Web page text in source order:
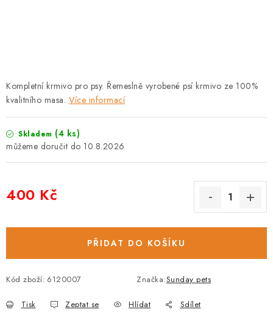
Podmínky ochrany osobních údajů
FAQ
Kompletní krmivo pro psy. Řemeslně vyrobené psí krmivo ze 100%
kvalitního masa. Více informací
Skladem (4 ks)
10.8.2026
400 Kč
PŘIDAT DO KOŠÍKU
Kód zboží: 6120007 Značka:Sunday pets
Tisk Zeptat se Hlídat Sdílet